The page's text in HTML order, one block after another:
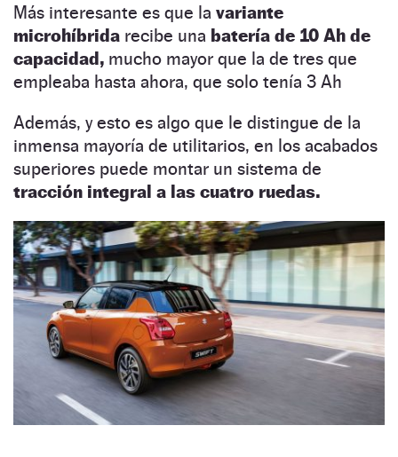
Más interesante es que la variante
microhíbrida recibe una batería de 10 Ah de
capacidad, mucho mayor que la de tres que
empleaba hasta ahora, que solo tenía 3 Ah
Además, y esto es algo que le distingue de la
inmensa mayoría de utilitarios, en los acabados
superiores puede montar un sistema de
tracción integral a las cuatro ruedas.